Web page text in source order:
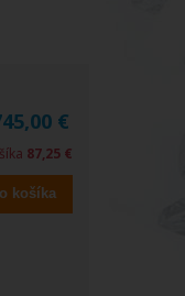
€
87,25 €
košíka